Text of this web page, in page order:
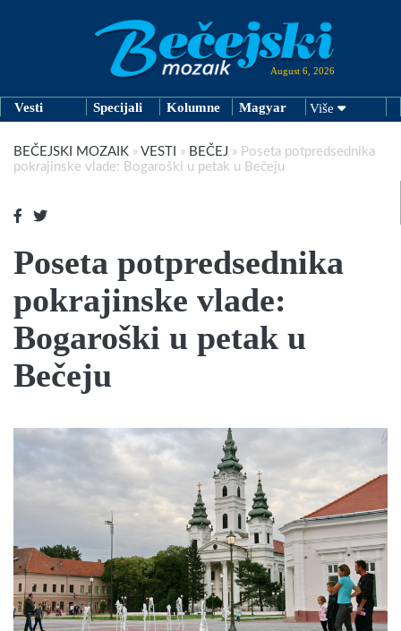
August 6, 2026
Vesti Specijali Kolumne Magyar Više
BEČEJSKI MOZAIK » VESTI » BEČEJ » Poseta potpredsednika
pokrajinske vlade: Bogaroški u petak u Bečeju
Poseta potpredsednika
pokrajinske vlade:
Bogaroški u petak u
Bečeju